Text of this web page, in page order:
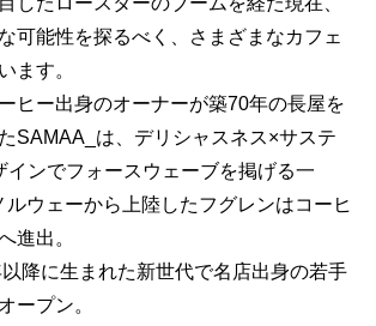
可能性を探るべく、さまざまなカフェ
ます。
ヒー出身のオーナーが築70年の長屋を
SAMAA_は、デリシャスネス×サステ
インでフォースウェーブを掲げる一
ウェーから上陸したフグレンはコーヒ
進出。
降に生まれた新世代で名店出身の若手
ープン。